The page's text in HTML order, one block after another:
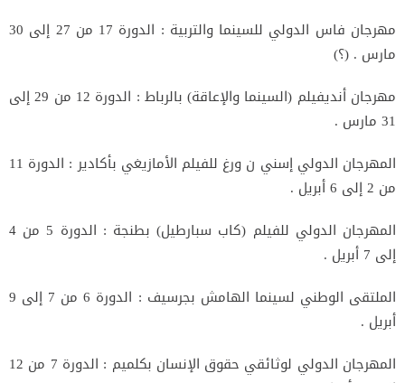
مهرجان فاس الدولي للسينما والتربية : الدورة 17 من 27 إلى 30
مارس . (؟)
مهرجان أنديفيلم (السينما والإعاقة) بالرباط : الدورة 12 من 29 إلى
31 مارس .
المهرجان الدولي إسني ن ورغ للفيلم الأمازيغي بأكادير : الدورة 11
من 2 إلى 6 أبريل .
المهرجان الدولي للفيلم (كاب سبارطيل) بطنجة : الدورة 5 من 4
إلى 7 أبريل .
الملتقى الوطني لسينما الهامش بجرسيف : الدورة 6 من 7 إلى 9
أبريل .
المهرجان الدولي لوثائقي حقوق الإنسان بكلميم : الدورة 7 من 12